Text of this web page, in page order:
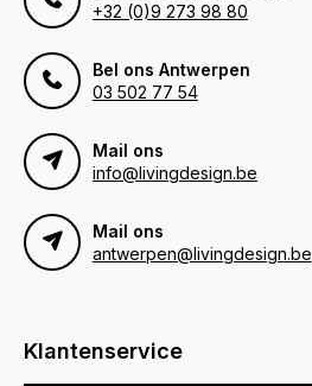
+32 (0)9 273 98 80
Bel ons Antwerpen
03 502 77 54
Mail ons
info@livingdesign.be
Mail ons
antwerpen@livingdesign.be
Klantenservice